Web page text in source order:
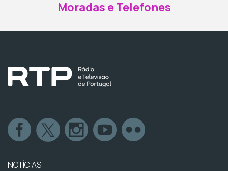
Moradas e Telefones
NOTÍCIAS